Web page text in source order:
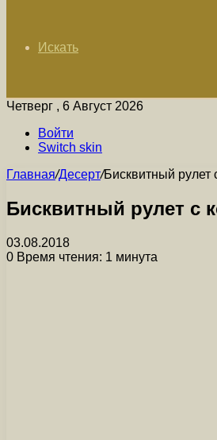
Искать
Четверг , 6 Август 2026
Войти
Switch skin
Главная/Десерт/Бисквитный рулет
Бисквитный рулет с
03.08.2018
0 Время чтения: 1 минута